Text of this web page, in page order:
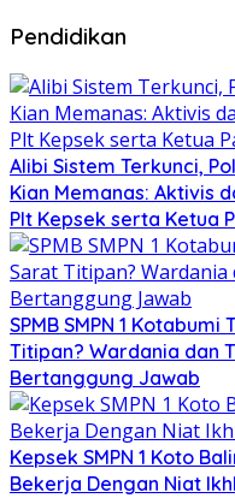
Pendidikan
Alibi Sistem Terkunci,
Kian Memanas: Aktivis
Plt Kepsek serta Ketua
SPMB SMPN 1
Titipan? Wardania dan
Bertanggung Jawab
Kepsek SMPN 1 Koto
Bekerja Dengan Niat